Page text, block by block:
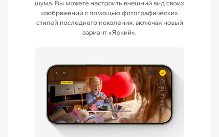
шума. Вы можете настроить внешний вид своих
изображений с помощью фотографических
стилей последнего поколения, включая новый
вариант «Яркий».